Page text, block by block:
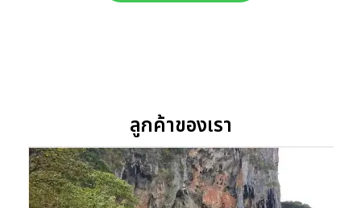
ลูกค้าของเรา